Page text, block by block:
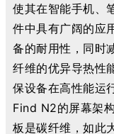
使其在智能手机、
件中具有广阔的应
备的耐用性，同时
纤维的优异导热性
保设备在高性能运
Find N2的屏幕架
板是碳纤维，如此